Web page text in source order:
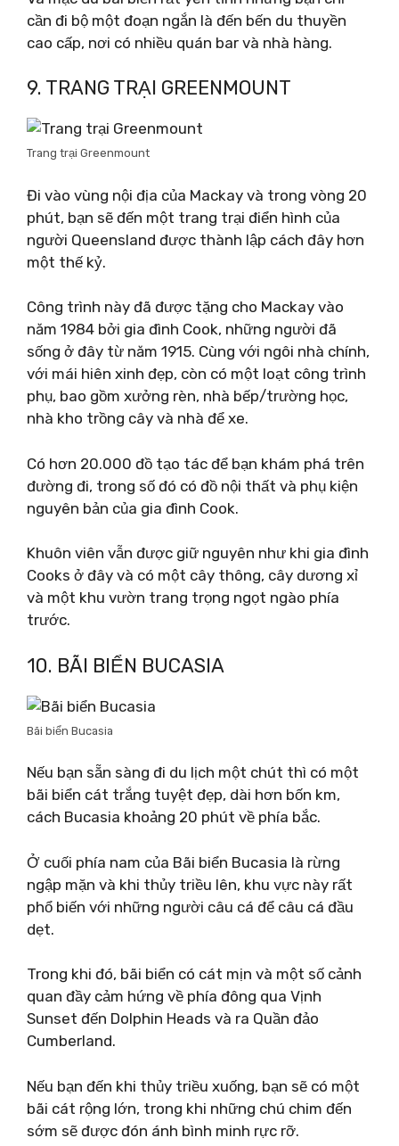
cần đi bộ một đoạn ngắn là đến bến du thuyền
cao cấp, nơi có nhiều quán bar và nhà hàng.
9. TRANG TRẠI GREENMOUNT
Trang trại Greenmount
Đi vào vùng nội địa của Mackay và trong vòng 20
phút, bạn sẽ đến một trang trại điển hình của
người Queensland được thành lập cách đây hơn
một thế kỷ.
Công trình này đã được tặng cho Mackay vào
năm 1984 bởi gia đình Cook, những người đã
sống ở đây từ năm 1915. Cùng với ngôi nhà chính,
với mái hiên xinh đẹp, còn có một loạt công trình
phụ, bao gồm xưởng rèn, nhà bếp/trường học,
nhà kho trồng cây và nhà để xe.
Có hơn 20.000 đồ tạo tác để bạn khám phá trên
đường đi, trong số đó có đồ nội thất và phụ kiện
nguyên bản của gia đình Cook.
Khuôn viên vẫn được giữ nguyên như khi gia đình
Cooks ở đây và có một cây thông, cây dương xỉ
và một khu vườn trang trọng ngọt ngào phía
trước.
10. BÃI BIỂN BUCASIA
Bãi biển Bucasia
Nếu bạn sẵn sàng đi du lịch một chút thì có một
bãi biển cát trắng tuyệt đẹp, dài hơn bốn km,
cách Bucasia khoảng 20 phút về phía bắc.
Ở cuối phía nam của Bãi biển Bucasia là rừng
ngập mặn và khi thủy triều lên, khu vực này rất
phổ biến với những người câu cá để câu cá đầu
dẹt.
Trong khi đó, bãi biển có cát mịn và một số cảnh
quan đầy cảm hứng về phía đông qua Vịnh
Sunset đến Dolphin Heads và ra Quần đảo
Cumberland.
Nếu bạn đến khi thủy triều xuống, bạn sẽ có một
bãi cát rộng lớn, trong khi những chú chim đến
sớm sẽ được đón ánh bình minh rực rỡ.